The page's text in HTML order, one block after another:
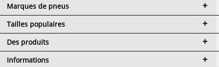
Marques de pneus
Tailles populaires
Des produits
Informations